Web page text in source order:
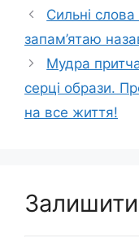
Сильні слова
запам’ятаю
Мудра
серці образи.
на все життя!